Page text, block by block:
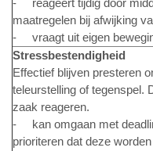
- reageert tijdig door
maatregelen bij afwijking
- vraagt uit eigen
Stressbestendigheid
Effectief blijven presteren
teleurstelling of tegenspel.
zaak reageren.
- kan omgaan met
prioriteren dat deze